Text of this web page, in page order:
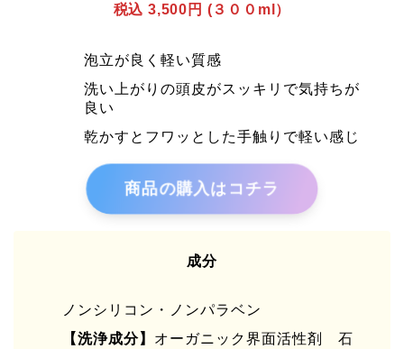
税込 3,500円 (３００ml）
泡立が良く軽い質感
洗い上がりの頭皮がスッキリで気持ちが
良い
乾かすとフワッとした手触りで軽い感じ
商品の購入はコチラ
成分
ノンシリコン・ノンパラベン
【洗浄成分】 オーガニック界面活性剤 石